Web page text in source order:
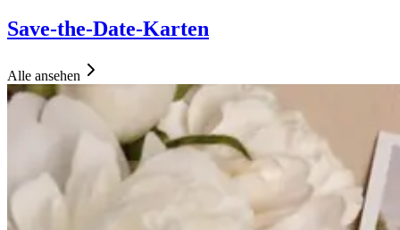
Save-the-Date-Karten
Alle ansehen